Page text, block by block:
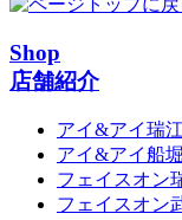
Shop
店舗紹介
アイ&アイ瑞
アイ&アイ船
フェイスオン
フェイスオン